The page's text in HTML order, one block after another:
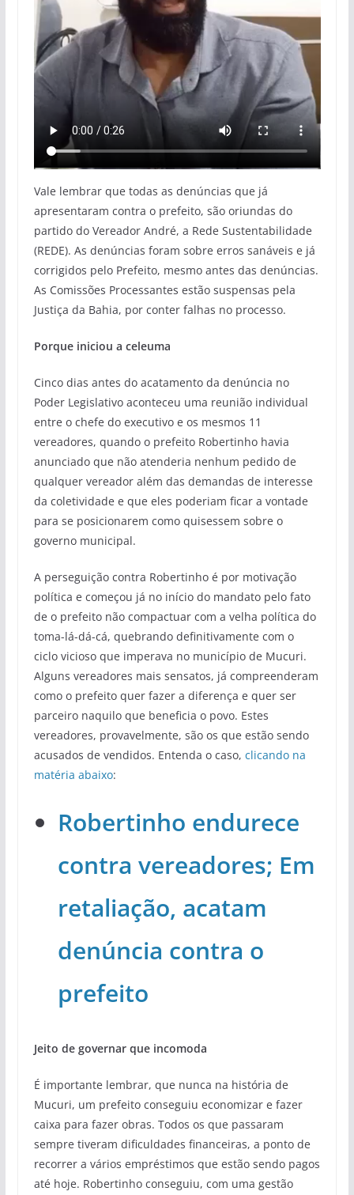
Vale lembrar que todas as denúncias que já
apresentaram contra o prefeito, são oriundas do
partido do Vereador André, a Rede Sustentabilidade
(REDE). As denúncias foram sobre erros sanáveis e já
corrigidos pelo Prefeito, mesmo antes das denúncias.
As Comissões Processantes estão suspensas pela
Justiça da Bahia, por conter falhas no processo.
Porque iniciou a celeuma
Cinco dias antes do acatamento da denúncia no
Poder Legislativo aconteceu uma reunião individual
entre o chefe do executivo e os mesmos 11
vereadores, quando o prefeito Robertinho havia
anunciado que não atenderia nenhum pedido de
qualquer vereador além das demandas de interesse
da coletividade e que eles poderiam ficar a vontade
para se posicionarem como quisessem sobre o
governo municipal.
A perseguição contra Robertinho é por motivação
política e começou já no início do mandato pelo fato
de o prefeito não compactuar com a velha política do
toma-lá-dá-cá, quebrando definitivamente com o
ciclo vicioso que imperava no município de Mucuri.
Alguns vereadores mais sensatos, já compreenderam
como o prefeito quer fazer a diferença e quer ser
parceiro naquilo que beneficia o povo. Estes
vereadores, provavelmente, são os que estão sendo
acusados de vendidos. Entenda o caso, clicando na
matéria abaixo:
Robertinho endurece
contra vereadores; Em
retaliação, acatam
denúncia contra o
prefeito
Jeito de governar que incomoda
É importante lembrar, que nunca na história de
Mucuri, um prefeito conseguiu economizar e fazer
caixa para fazer obras. Todos os que passaram
sempre tiveram dificuldades financeiras, a ponto de
recorrer a vários empréstimos que estão sendo pagos
até hoje. Robertinho conseguiu, com uma gestão